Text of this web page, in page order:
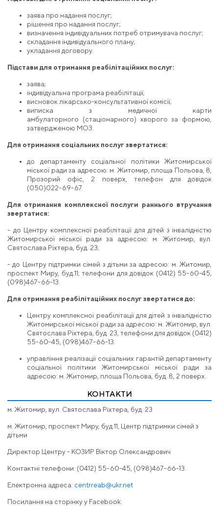
заява про надання послуг;
рішення про надання послуг;
визначення індивідуальних потреб отримувача послуг;
складання індивідуального плану;
укладання договору.
Підстави для отримання реабілітаційних послуг:
заява;
індивідуальна програма реабілітації;
висновок лікарсько-консультативної комісії;
виписка з медичної карти
амбулаторного (стаціонарного) хворого за формою,
затвердженою МОЗ.
Для отримання соціальних послуг звертатися:
до департаменту соціальної політики Житомирської
міської ради за адресою: м. Житомир, площа Польова, 8,
Прозорий офіс, 2 поверх, телефон для довідок
(050)022-69-67.
Для отримання комплексної послуги раннього втручання
звертатися:
- до Центру комплексної реабілітації для дітей з інвалідністю
Житомирської міської ради за адресою: м. Житомир, вул.
Святослава Ріхтера, буд. 23;
- до Центру підтримки сімей з дітьми за адресою: м. Житомир,
проспект Миру, буд.11; телефони для довідок (0412) 55-60-45,
(098)467-66-13.
Для отримання реабілітаційних послуг звертатися до:
Центру комплексної реабілітації для дітей з інвалідністю
Житомирської міської ради за адресою: м. Житомир, вул.
Святослава Ріхтера, буд. 23, телефони для довідок (0412)
55-60-45, (098)467-66-13.
управління реалізації соціальних гарантій департаменту
соціальної політики Житомирської міської ради за
адресою: м. Житомир, площа Польова, буд. 8, 2 поверх.
КОНТАКТИ
м. Житомир, вул. Святослава Ріхтера, буд. 23
м. Житомир, проспект Миру, буд.11, Центр підтримки сімей з
дітьми
Директор Центру - КОЗИР Віктор Олександрович
Контактні телефони: (0412) 55-60-45, (098)467-66-13.
Електронна адреса: centrreab@ukr.net
Посилання на сторінку у Facebook: